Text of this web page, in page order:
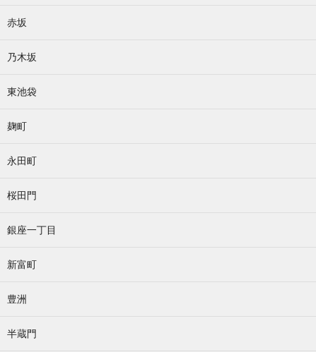
赤坂
乃木坂
東池袋
麹町
永田町
桜田門
銀座一丁目
新富町
豊洲
半蔵門